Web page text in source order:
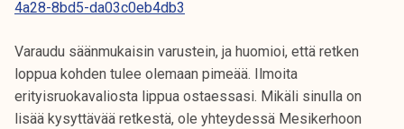
4a28-8bd5-da03c0eb4db3
Varaudu säänmukaisin varustein, ja huomioi, että retken
loppua kohden tulee olemaan pimeää. Ilmoita
erityisruokavaliosta lippua ostaessasi. Mikäli sinulla on
lisää kysyttävää retkestä, ole yhteydessä Mesikerhoon